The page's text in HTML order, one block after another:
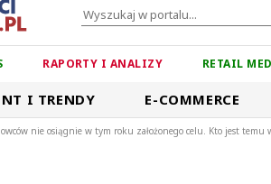
RAPORTY I ANALIZY RETAIL
I TRENDY E-COMMERCE
nie osiągnie w tym roku założonego celu. Kto jest temu